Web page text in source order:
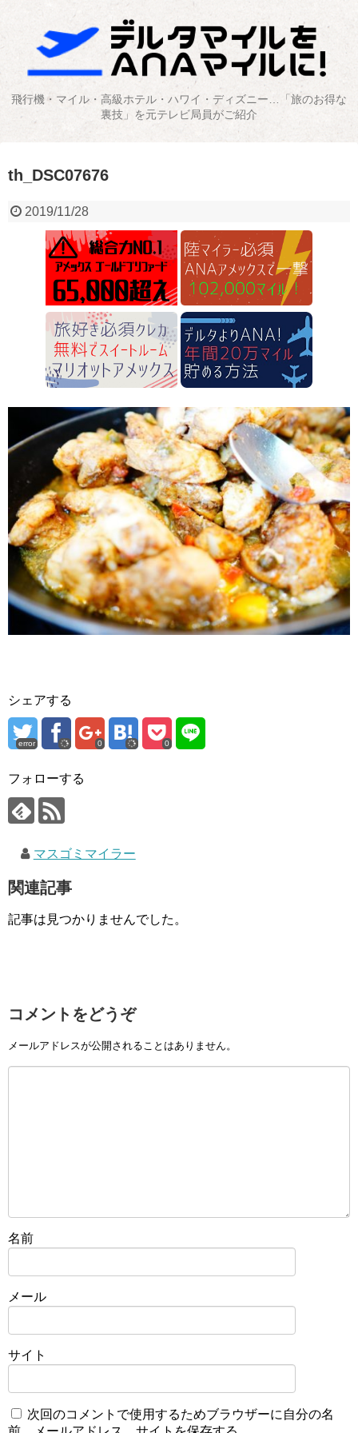
飛行機・マイル・高級ホテル・ハワイ・ディズニー…「旅のお得な
裏技」を元テレビ局員がご紹介
th_DSC07676
2019/11/28
シェアする
error 0 0
フォローする
マスゴミマイラー
関連記事
記事は見つかりませんでした。
コメントをどうぞ
メールアドレスが公開されることはありません。
名前
メール
サイト
次回のコメントで使用するためブラウザーに自分の名